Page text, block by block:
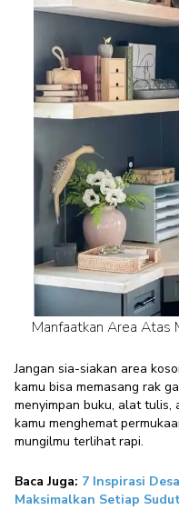
Manfaatkan Area Atas
Jangan sia-siakan area
kamu bisa memasang rak
menyimpan buku, alat tulis,
kamu menghemat
mungilmu terlihat rapi.
Baca Juga: 7 Inspirasi
Maksimalkan Setiap